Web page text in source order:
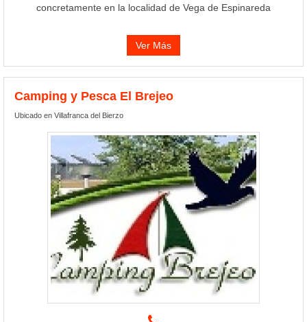
concretamente en la localidad de Vega de Espinareda
Ver Más
Camping y Pesca El Brejeo
Ubicado en Villafranca del Bierzo